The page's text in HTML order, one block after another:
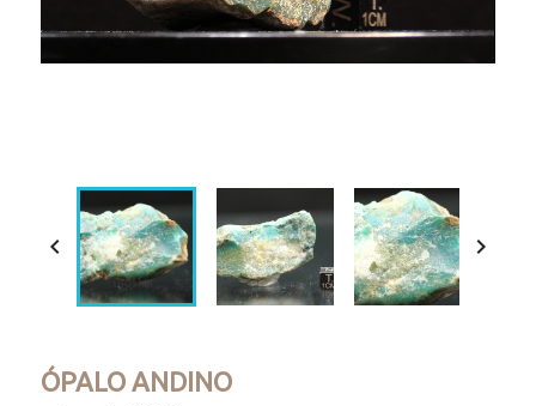
 
ÓPALO ANDINO